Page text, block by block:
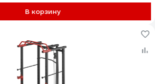
В корзину